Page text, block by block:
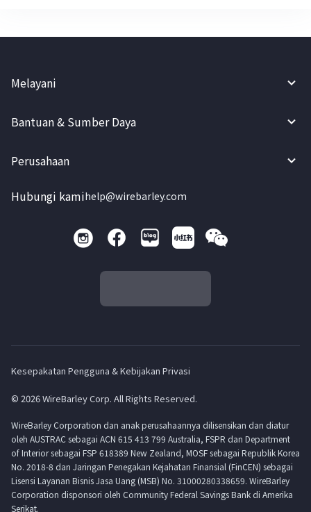
Melayani
Bantuan & Sumber Daya
Perusahaan
Hubungi kamihelp@wirebarley.com
Kesepakatan Pengguna & Kebijakan Privasi
© 2026 WireBarley Corp. All Rights Reserved.
WireBarley Corporation dan anak perusahaannya dilisensikan dan diatur
oleh AUSTRAC sebagai ACN 615 413 799 Australia, FSPR dan Department
of Interior sebagai FSP 618389 New Zealand, MOSF sebagai Republik Korea
No. 2018-8 dan Jaringan Penegakan Kejahatan Finansial (FinCEN) sebagai
Lisensi Layanan Bisnis Jasa Uang (MSB) No. 31000280338659. WireBarley
Corporation disponsori oleh Community Federal Savings Bank di Amerika
Serikat.